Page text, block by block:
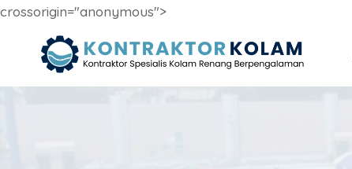
crossorigin="anonymous">